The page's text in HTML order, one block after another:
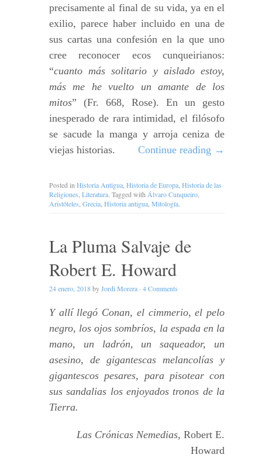
precisamente al final de su vida, ya en el
exilio, parece haber incluido en una de
sus cartas una confesión en la que uno
cree reconocer ecos cunqueirianos:
“cuanto más solitario y aislado estoy,
más me he vuelto un amante de los
mitos” (Fr. 668, Rose). En un gesto
inesperado de rara intimidad, el filósofo
se sacude la manga y arroja ceniza de
viejas historias.
Continue reading →
Posted in Historia Antigua Historia de Europa Historia de las
Religiones Literatura. Tagged with Álvaro Cunqueiro
Aristóteles Grecia Historia antigua Mitología.
La Pluma Salvaje de
Robert E. Howard
24 enero, 2018byJordi Morera · 4 Comments
Y allí llegó Conan, el cimmerio, el pelo
negro, los ojos sombríos, la espada en la
mano, un ladrón, un saqueador, un
asesino, de gigantescas melancolías y
gigantescos pesares, para pisotear con
sus sandalias los enjoyados tronos de la
Tierra.
Las Crónicas Nemedias, Robert E.
Howard